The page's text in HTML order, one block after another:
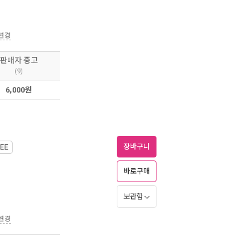
경
판매자 중고
(9)
6,000원
경
장바구니
바로구매
보관함